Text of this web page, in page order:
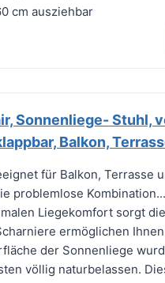
cm ausziehbar
Sonnenliege- Stuhl,
Balkon,
für Balkon, Terrasse
problemlose Kombination...
Liegekomfort sorgt
ermöglichen
der Sonnenliege
völlig naturbelassen.